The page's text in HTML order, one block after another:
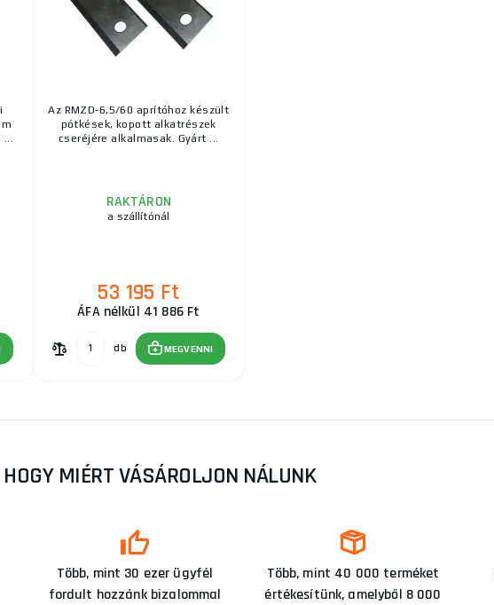
...
Az RMZD-6,5/60 aprítóhoz készült
pótkések, kopott alkatrészek
cseréjére alkalmasak. Gyárt ...
RAKTÁRON
a szállítónál
53 195 Ft
ÁFA nélkül 41 886 Ft
db MEGVENNI
MIÉRT VÁSÁROLJON NÁLUNK
Több, mint 30 ezer ügyfél
fordult hozzánk bizalommal
Több, mint 40 000 terméket
értékesítünk, amelyből 8 000